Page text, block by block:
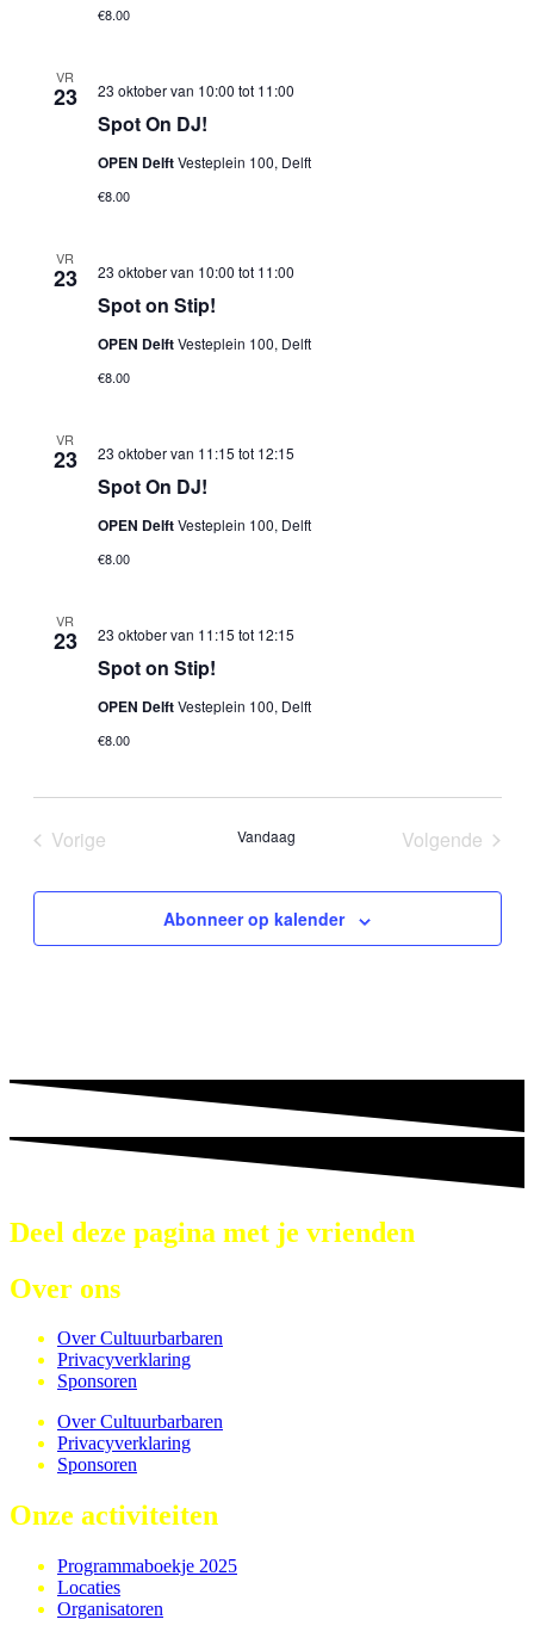
€8.00
VR
23
Spot On DJ!
23 oktober van 10:00 tot 11:00
OPEN DelftVesteplein 100, Delft
€8.00
VR
23
Spot on Stip!
23 oktober van 10:00 tot 11:00
OPEN DelftVesteplein 100, Delft
€8.00
VR
23
Spot On DJ!
23 oktober van 11:15 tot 12:15
OPEN DelftVesteplein 100, Delft
€8.00
VR
23
Spot on Stip!
23 oktober van 11:15 tot 12:15
OPEN DelftVesteplein 100, Delft
€8.00
Vorige
Vandaag
Volgende
Abonneer op kalender
Deel deze pagina met je vrienden
Over ons
Over Cultuurbarbaren
Privacyverklaring
Sponsoren
Over Cultuurbarbaren
Privacyverklaring
Sponsoren
Onze activiteiten
Programmaboekje 2025
Locaties
Organisatoren